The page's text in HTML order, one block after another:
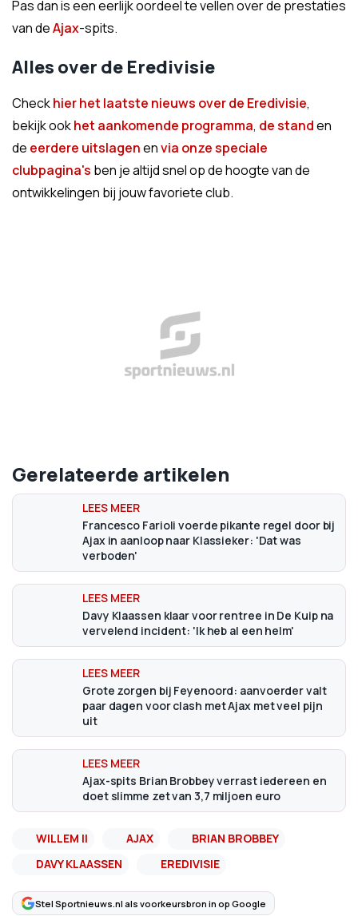
Pas dan is een eerlijk oordeel te vellen over de prestaties
van deAjax-spits.
Alles over de Eredivisie
Checkhier het laatste nieuws over de Eredivisie,
bekijk ookhet aankomende programma, de standen
de eerdere uitslagenenvia onze speciale
clubpagina's ben je altijd snel op de hoogte van de
ontwikkelingen bij jouw favoriete club.
Gerelateerde artikelen
Francesco Farioli voerde pikante regel door bij
Ajax in aanloop naar Klassieker: 'Dat was
verboden'
Davy Klaassen klaar voor rentree in De Kuip na
vervelend incident: 'Ik heb al een helm'
Grote zorgen bij Feyenoord: aanvoerder valt
paar dagen voor clash met Ajax met veel pijn
uit
Ajax-spits Brian Brobbey verrast iedereen en
doet slimme zet van 3,7 miljoen euro
WILLEM II AJAX
BRIAN BROBBEY
DAVY KLAASSEN
EREDIVISIE
Stel Sportnieuws.nl als voorkeursbron in op Google